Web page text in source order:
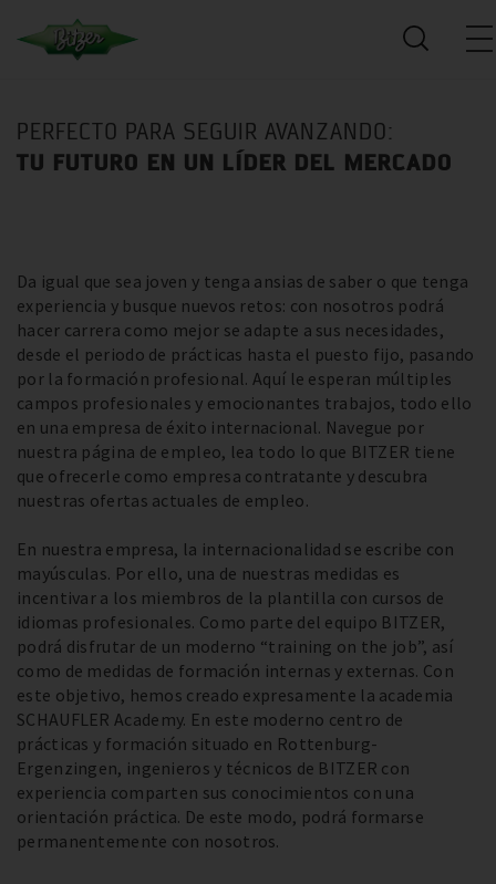
PERFECTO PARA SEGUIR AVANZANDO:
TU FUTURO EN UN LÍDER DEL MERCADO
Da igual que sea joven y tenga ansias de saber o que tenga
experiencia y busque nuevos retos: con nosotros podrá
hacer carrera como mejor se adapte a sus necesidades,
desde el periodo de prácticas hasta el puesto fijo, pasando
por la formación profesional. Aquí le esperan múltiples
campos profesionales y emocionantes trabajos, todo ello
en una empresa de éxito internacional. Navegue por
nuestra página de empleo, lea todo lo que BITZER tiene
que ofrecerle como empresa contratante y descubra
nuestras ofertas actuales de empleo.
En nuestra empresa, la internacionalidad se escribe con
mayúsculas. Por ello, una de nuestras medidas es
incentivar a los miembros de la plantilla con cursos de
idiomas profesionales. Como parte del equipo BITZER,
podrá disfrutar de un moderno “training on the job”, así
como de medidas de formación internas y externas. Con
este objetivo, hemos creado expresamente la academia
SCHAUFLER Academy. En este moderno centro de
prácticas y formación situado en Rottenburg-
Ergenzingen, ingenieros y técnicos de BITZER con
experiencia comparten sus conocimientos con una
orientación práctica. De este modo, podrá formarse
permanentemente con nosotros.